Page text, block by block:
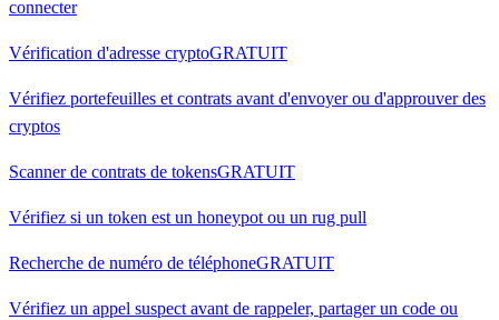
connecter
Vérification d'adresse cryptoGRATUIT
Vérifiez portefeuilles et contrats avant d'envoyer ou d'approuver des
cryptos
Scanner de contrats de tokensGRATUIT
Vérifiez si un token est un honeypot ou un rug pull
Recherche de numéro de téléphoneGRATUIT
Vérifiez un appel suspect avant de rappeler, partager un code ou